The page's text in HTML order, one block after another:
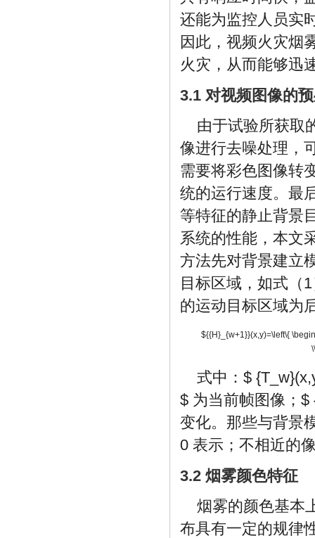
还能为监控人员实
因此，视频火灾烟
火灾，从而能够迅
3.1 对视频图像的
由于试验所获取
像进行去噪处理，
需要将彩色图像转
统的运行速度。最
等特征的静止背景
系统的性能，本文
方法先对背景建立
目标区域，如式（
的运动目标区域为
${{H}_{w+1}}(x,y)=\left\{
式中： $
$ 为当前帧图像； $
变化。那些与背景
0 表示；不相近的
3.2 烟雾颜色特征
烟雾的颜色基本
布具有一定的规律